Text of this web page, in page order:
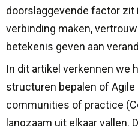
doorslaggevende factor zit
verbinding maken,
betekenis geven aan
In dit artikel verkennen we
structuren bepalen of Agile
communities of practice
langzaam uit elkaar vallen.